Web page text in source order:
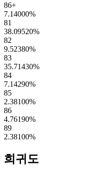
86+
7.14000%
81
38.09520%
82
9.52380%
83
35.71430%
84
7.14290%
85
2.38100%
86
4.76190%
89
2.38100%
희귀도